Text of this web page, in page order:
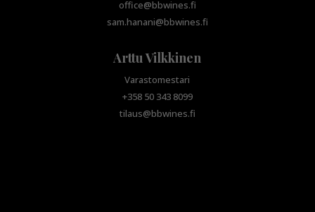
office@bbwines.fi
sam.hanani@bbwines.fi
Arttu Vilkkinen
Varastomestari
+358 50 343 8099
tilaus@bbwines.fi